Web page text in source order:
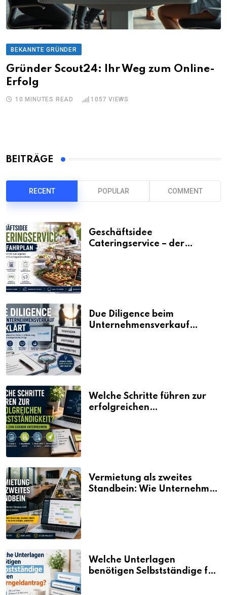
BEKANNTE GRÜNDER
Gründer Scout24: Ihr Weg zum Online-
Erfolg
10 MINUTES READ 1057 VIEWS
BEITRÄGE
RECENT POPULAR COMMENT
Geschäftsidee
Cateringservice – der
Due Diligence beim
Unternehmensverkauf
Welche Schritte führen zur
erfolgreichen
Vermietung als zweites
Standbein: Wie Unternehmen
Welche Unterlagen
benötigen Selbstständige für